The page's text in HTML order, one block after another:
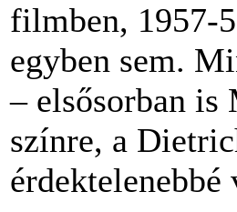
filmben, 1957-
egyben sem.
– elsősorban
színre, a
érdektelenebbé